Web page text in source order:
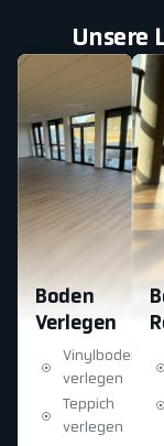
Unsere
Boden
Verlegen
Vinylboden
verlegen
Teppich
verlegen